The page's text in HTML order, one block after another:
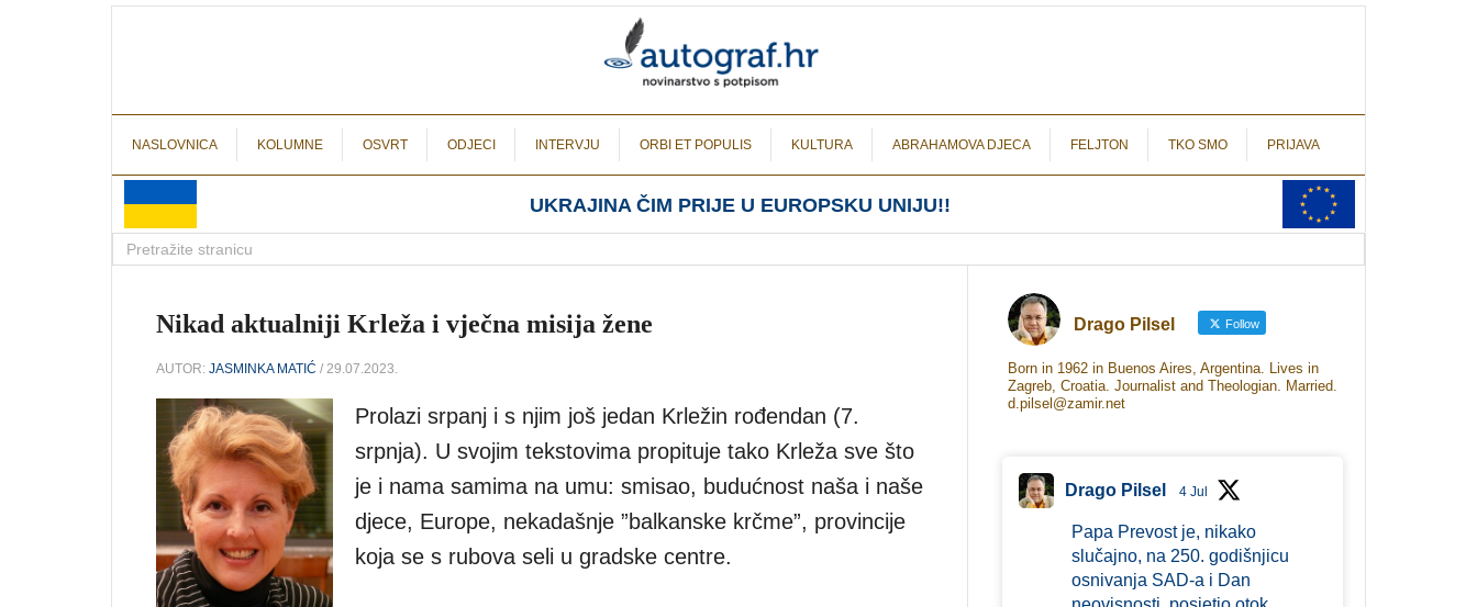
NASLOVNICA KOLUMNE OSVRT ODJECI INTERVJU ORBI ET POPULIS KULTURA ABRAHAMOVA DJECA FELJTON TKO SMO PRIJAVA
UKRAJINA ČIM PRIJE U EUROPSKU UNIJU!!
Nikad aktualniji Krleža i vječna misija žene
AUTOR: JASMINKA MATIĆ / 29.07.2023.
Prolazi srpanj i s njim još jedan Krležin rođendan (7.
srpnja). U svojim tekstovima propituje tako Krleža sve što
je i nama samima na umu: smisao, budućnost naša i naše
djece, Europe, nekadašnje ”balkanske krčme”, provincije
koja se s rubova seli u gradske centre.
Drago Pilsel Follow
Born in 1962 in Buenos Aires, Argentina. Lives in
Zagreb, Croatia. Journalist and Theologian. Married.
d.pilsel@zamir.net
Drago Pilsel 4 Jul
Papa Prevost je, nikako
slučajno, na 250. godišnjicu
osnivanja SAD-a i Dan